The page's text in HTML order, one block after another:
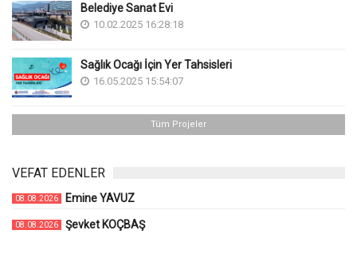
Belediye Sanat Evi
10.02.2025 16:28:18
Sağlık Ocağı İçin Yer Tahsisleri
16.05.2025 15:54:07
Tüm Projeler
VEFAT EDENLER
08.08.2026 Emine YAVUZ
08.08.2026 Şevket KOÇBAŞ